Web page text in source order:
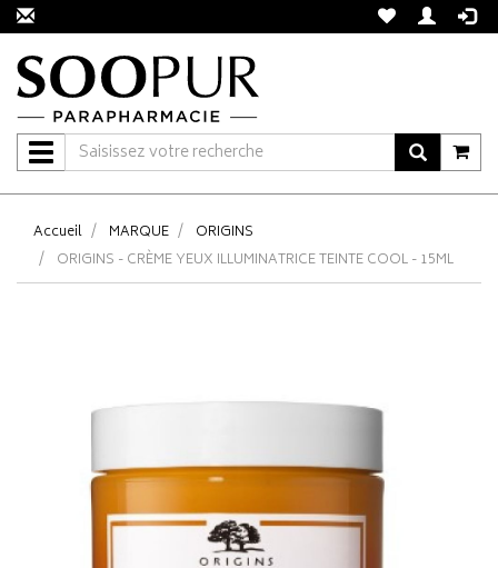
Navigation
Accueil MARQUE
ORIGINS
ORIGINS - CRÈME YEUX ILLUMINATRICE TEINTE COOL - 15ML